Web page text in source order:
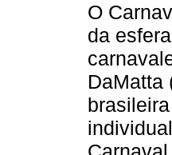
O
da
DaMatta